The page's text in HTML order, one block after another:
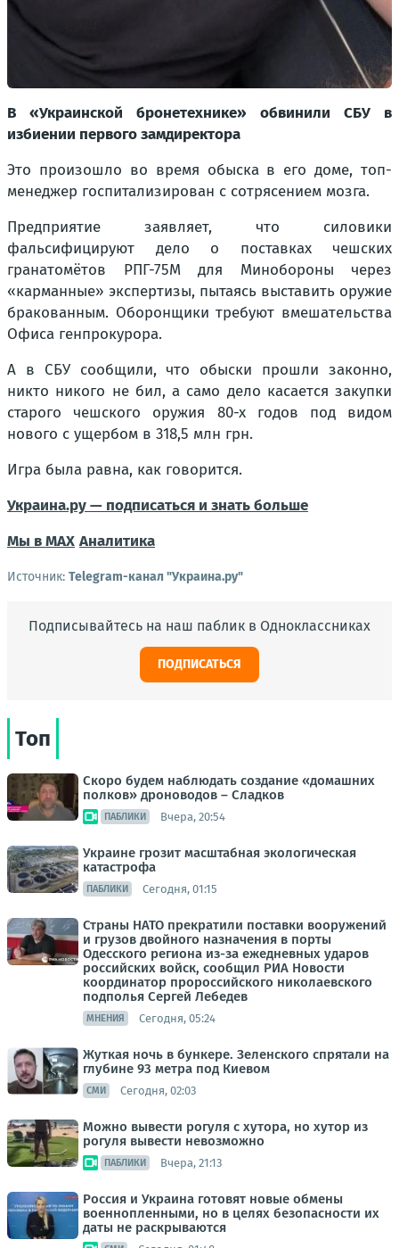
В «Украинской бронетехнике» обвинили СБУ в
избиении первого замдиректора
Это произошло во время обыска в его доме, топ-
менеджер госпитализирован с сотрясением мозга.
Предприятие заявляет, что силовики
фальсифицируют дело о поставках чешских
гранатомётов РПГ-75М для Минобороны через
«карманные» экспертизы, пытаясь выставить оружие
бракованным. Оборонщики требуют вмешательства
Офиса генпрокурора.
А в СБУ сообщили, что обыски прошли законно,
никто никого не бил, а само дело касается закупки
старого чешского оружия 80-х годов под видом
нового с ущербом в 318,5 млн грн.
Игра была равна, как говорится.
Украина.ру — подписаться и знать больше
Мы в MAX Аналитика
Источник: Telegram-канал "Украина.ру"
Подписывайтесь на наш паблик в Одноклассниках
ПОДПИСАТЬСЯ
Топ
Скоро будем наблюдать создание «домашних
полков» дроноводов – Сладков
ПАБЛИКИ Вчера, 20:54
Украине грозит масштабная экологическая
катастрофа
ПАБЛИКИ Сегодня, 01:15
Страны НАТО прекратили поставки вооружений
и грузов двойного назначения в порты
Одесского региона из-за ежедневных ударов
российских войск, сообщил РИА Новости
координатор пророссийского николаевского
подполья Сергей Лебедев
МНЕНИЯ Сегодня, 05:24
Жуткая ночь в бункере. Зеленского спрятали на
глубине 93 метра под Киевом
СМИ Сегодня, 02:03
Можно вывести рогуля с хутора, но хутор из
рогуля вывести невозможно
ПАБЛИКИ Вчера, 21:13
Россия и Украина готовят новые обмены
военнопленными, но в целях безопасности их
даты не раскрываются